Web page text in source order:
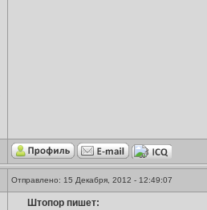
Отправлено: 15 Декабря, 2012 - 12:49:07
Штопор пишет: